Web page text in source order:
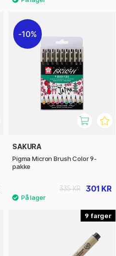
10%
SAKURA
Pigma Micron Brush Color 9-
pakke
301 KR
335 KR
9